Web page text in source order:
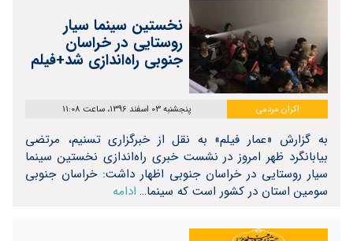
نخستین سینما سیار
روستایی در خراسان
جنوبی راه‌اندازی شد+فیلم
اکران مردمی پنجشنبه 03 اسفند 1396، ساعت 11:08
به گزارش «عمار فیلم» به نقل از خبرگزاری تسنیم، مرتضی
بیابانگرد ظهر امروز در نشست خبری راه‌اندازی نخستین سینما
سیار روستایی در خراسان جنوبی اظهار داشت: خراسان جنوبی
سومین استان در کشور است که سینما… ادامه